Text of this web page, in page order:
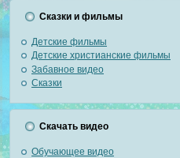
Сказки и фильмы
Детские фильмы
Детские христианские фильмы
Забавное видео
Сказки
Скачать видео
Обучающее видео